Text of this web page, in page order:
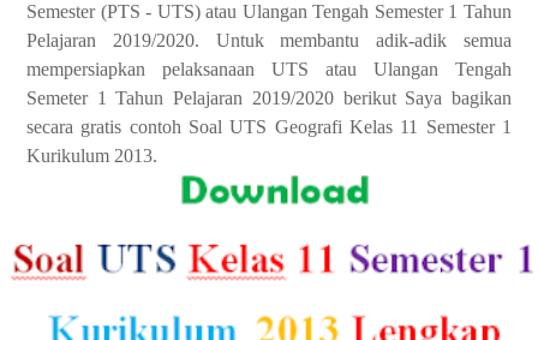
Semester (PTS - UTS) atau Ulangan Tengah Semester 1 Tahun
Pelajaran 2019/2020. Untuk membantu adik-adik semua
mempersiapkan pelaksanaan UTS atau Ulangan Tengah
Semeter 1 Tahun Pelajaran 2019/2020 berikut Saya bagikan
secara gratis contoh Soal UTS Geografi Kelas 11 Semester 1
Kurikulum 2013.